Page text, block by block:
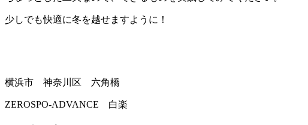
少しでも快適に冬を越せますように！
横浜市 神奈川区 六角橋
ZEROSPO‐ADVANCE 白楽